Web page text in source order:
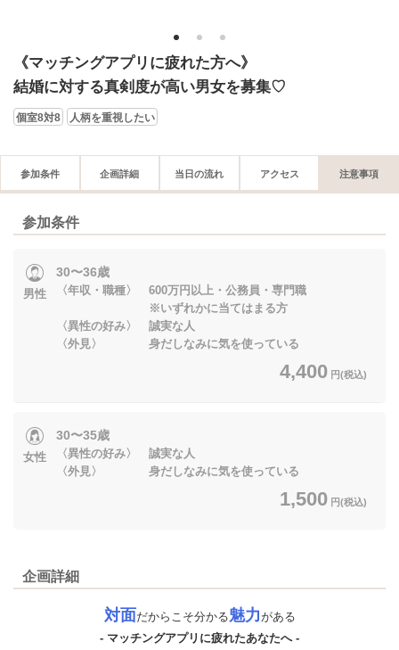
1 2 3
《マッチングアプリに疲れた方へ》
結婚に対する真剣度が高い男女を募集♡
個室8対8 人柄を重視したい
参加条件 企画詳細 当日の流れ アクセス 注意事項
参加条件
男性
30〜36歳
〈年収・職種〉 600万円以上・公務員・専門職
※いずれかに当てはまる方
〈異性の好み〉 誠実な人
〈外見〉 身だしなみに気を使っている
4,400 円(税込)
女性
30〜35歳
〈異性の好み〉 誠実な人
〈外見〉 身だしなみに気を使っている
1,500 円(税込)
企画詳細
対面だからこそ分かる魅力がある
- マッチングアプリに疲れたあなたへ -